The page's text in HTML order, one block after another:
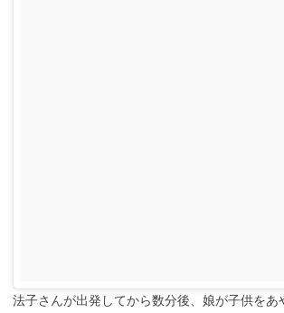
法子さんが出発してから数分後、娘が子供をあ